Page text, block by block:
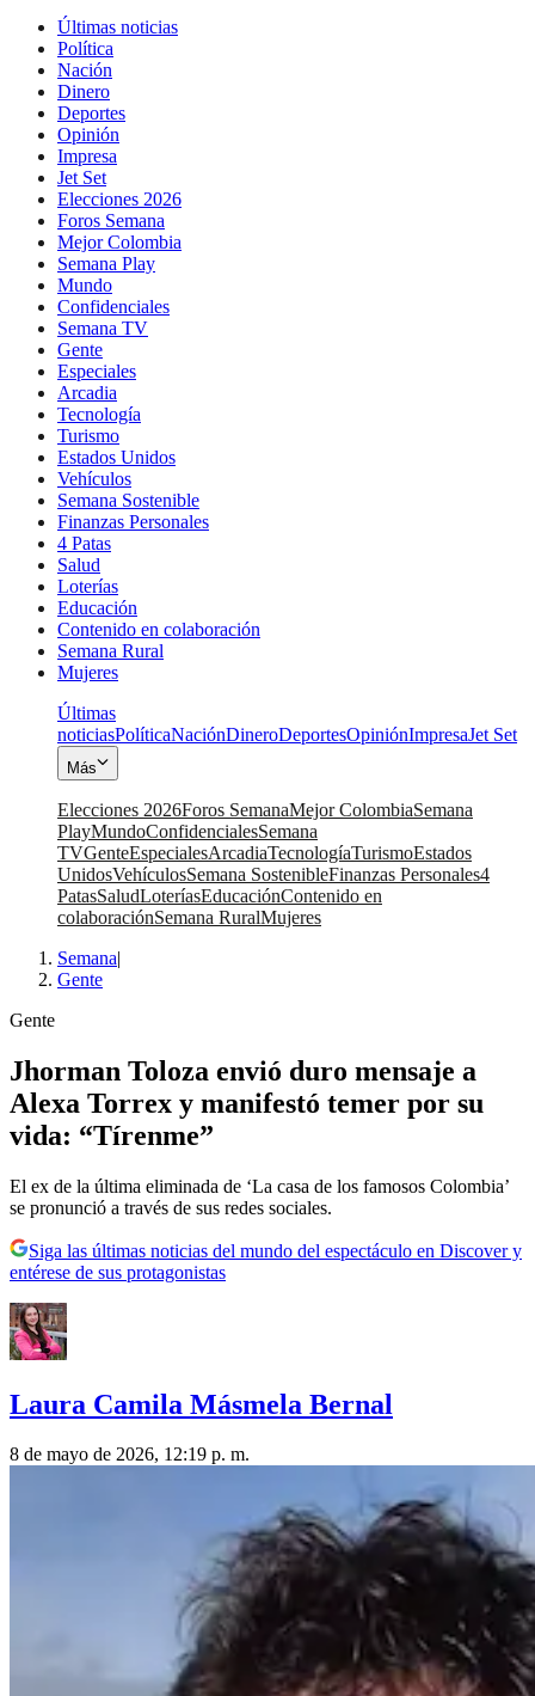
Últimas noticias
Política
Nación
Dinero
Deportes
Opinión
Impresa
Jet Set
Elecciones 2026
Foros Semana
Mejor Colombia
Semana Play
Mundo
Confidenciales
Semana TV
Gente
Especiales
Arcadia
Tecnología
Turismo
Estados Unidos
Vehículos
Semana Sostenible
Finanzas Personales
4 Patas
Salud
Loterías
Educación
Contenido en colaboración
Semana Rural
Mujeres
Últimas
noticiasPolíticaNaciónDineroDeportesOpiniónImpresaJet Set
Más
Elecciones 2026Foros SemanaMejor ColombiaSemana
PlayMundoConfidencialesSemana
TVGenteEspecialesArcadiaTecnologíaTurismoEstados
UnidosVehículosSemana SostenibleFinanzas Personales4
PatasSaludLoteríasEducaciónContenido en
colaboraciónSemana RuralMujeres
Semana|
Gente
Gente
Jhorman Toloza envió duro mensaje a
Alexa Torrex y manifestó temer por su
vida: “Tírenme”
El ex de la última eliminada de ‘La casa de los famosos Colombia’
se pronunció a través de sus redes sociales.
Siga las últimas noticias del mundo del espectáculo en Discover y
entérese de sus protagonistas
Laura Camila Másmela Bernal
8 de mayo de 2026, 12:19 p. m.